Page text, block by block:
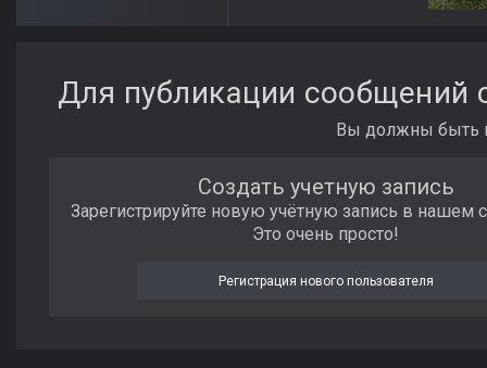
Для публикации сообщений
Вы должны быть
Создать учетную запись
Зарегистрируйте новую учётную запись в нашем
Это очень просто!
Регистрация нового пользователя